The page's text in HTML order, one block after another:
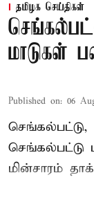
தமிழக செய்திகள்
மாடுகள்
Published on: 06
செங்கல்பட்டு,
செங்கல்பட்டு
மின்சாரம்